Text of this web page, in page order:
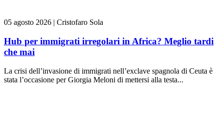
05 agosto 2026 | Cristofaro Sola
Hub per immigrati irregolari in Africa? Meglio tardi
che mai
La crisi dell’invasione di immigrati nell’exclave spagnola di Ceuta è
stata l’occasione per Giorgia Meloni di mettersi alla testa...